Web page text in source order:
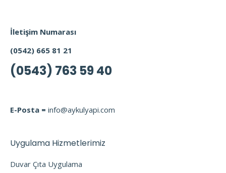
İletişim Numarası
(0542) 665 81 21
(0543) 763 59 40
E-Posta = info@aykulyapi.com
Uygulama Hizmetlerimiz
Duvar Çıta Uygulama